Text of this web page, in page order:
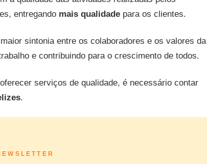
entregando mais qualidade para os clientes.
sintonia entre os colaboradores e os valores da
e contribuindo para o crescimento de todos.
serviços de qualidade, é necessário contar
.